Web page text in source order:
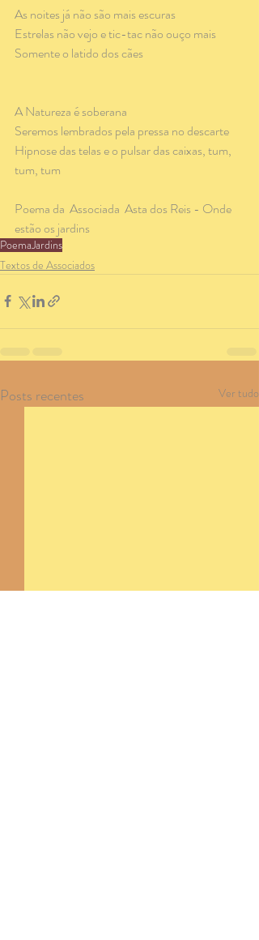
As noites já não são mais escuras
Estrelas não vejo e tic-tac não ouço mais
Somente o latido dos cães
A Natureza é soberana
Seremos lembrados pela pressa no descarte
Hipnose das telas e o pulsar das caixas, tum,
tum, tum
Poema da  Associada  Asta dos Reis - Onde
estão os jardins
PoemaJardins
Textos de Associados
Posts recentes Ver tudo